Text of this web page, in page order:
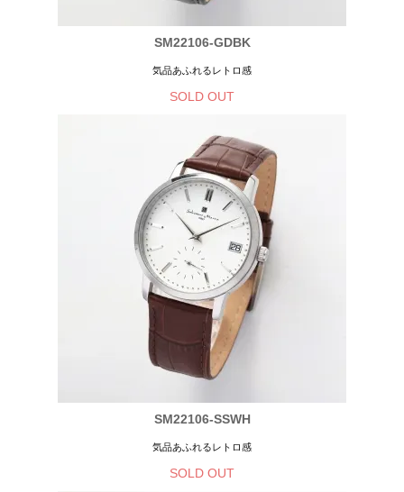
SM22106-GDBK
気品あふれるレトロ感
SOLD OUT
SM22106-SSWH
気品あふれるレトロ感
SOLD OUT